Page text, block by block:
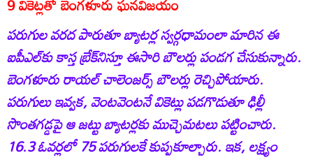
పరుగుల వరద పారుతూ బ్యాటర్ల స్వర్గధామంలా మారిన ఈ
ఐపీఎల్‌కు కాస్త బ్రేక్‌నిస్తూ ఈసారి బౌలర్లు పండగ చేసుకున్నారు.
బెంగళూరు రాయల్‌ చాలెంజర్స్‌ బౌలర్లు రెచ్చిపోయారు.
పరుగులు ఇవ్వక, వెంటవెంటనే వికెట్లు పడగొడుతూ ఢిల్లీ
సొంతగడ్డపై ఆ జట్టు బ్యాటర్లకు ముచ్చెమటలు పట్టించారు.
16.3 ఓవర్లలో 75 పరుగులకే కుప్పకూల్చారు. ఇక, లక్ష్యం